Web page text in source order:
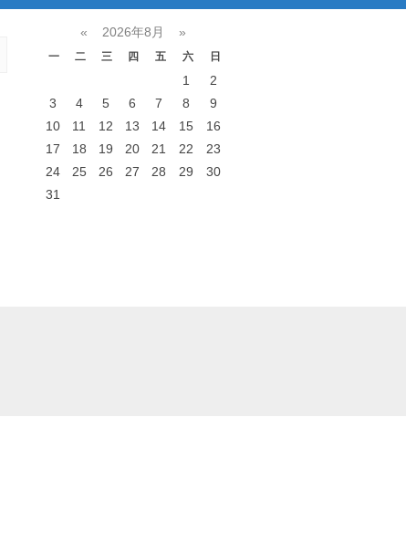
« 2026年8月 »
一 二 三 四 五 六 日
1
2
3
4 5 6 7 8
9
10
11 12 13 14 15
16
17
18 19 20 21 22
23
24
25 26 27 28 29
30
31